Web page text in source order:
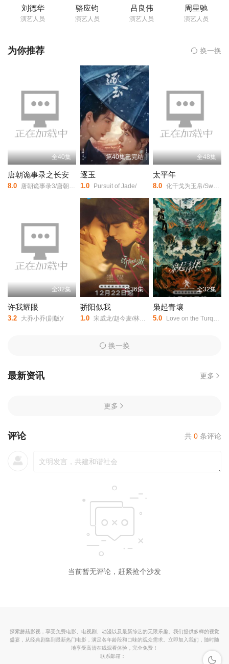
刘德华
演艺人员
骆应钧
演艺人员
吕良伟
演艺人员
周星驰
演艺人员
为你推荐 换一换
全40集
唐朝诡事录之长安
8.0 唐朝诡事录3/唐朝诡事录/第三部/唐朝诡事录·长安/唐朝诡事录/第三季/唐诡3/Horror Stories of Tang Dynasty Ⅲ/Strange Legend of Tang Dynasty Ⅲ/Strange Tales of Tang Dynasty Ⅲ/
第40集已完结
逐玉
1.0 Pursuit of Jade/
全48集
太平年
8.0 化干戈为玉帛/Swords into Plowshares/
全32集
许我耀眼
3.2 大乔小乔(剧版)/
全36集
骄阳似我
1.0 宋威龙/赵今麦/林依轮/赖伟明/白冰可/范诗然/吴启华/孔令美/陈思佚/古子成/韩昊霖/赵昕/周添宇/仇赫/秦晓轩/陈涛/童蕾/修庆/章呈赫/金巧巧/王德顺/
全32集
枭起青壤
5.0 Love on the Turquoise Land/
换一换
最新资讯 更多
更多
评论 共 0 条评论
当前暂无评论，赶紧抢个沙发
深色模
探索蘑菇影视，享受免费电影、电视剧、动漫以及最新综艺的无限乐趣。我们提供多样的视觉
盛宴，从经典剧集到最新热门电影，满足各年龄段和口味的观众需求。立即加入我们，随时随
地享受高清在线观看体验，完全免费！
联系邮箱：